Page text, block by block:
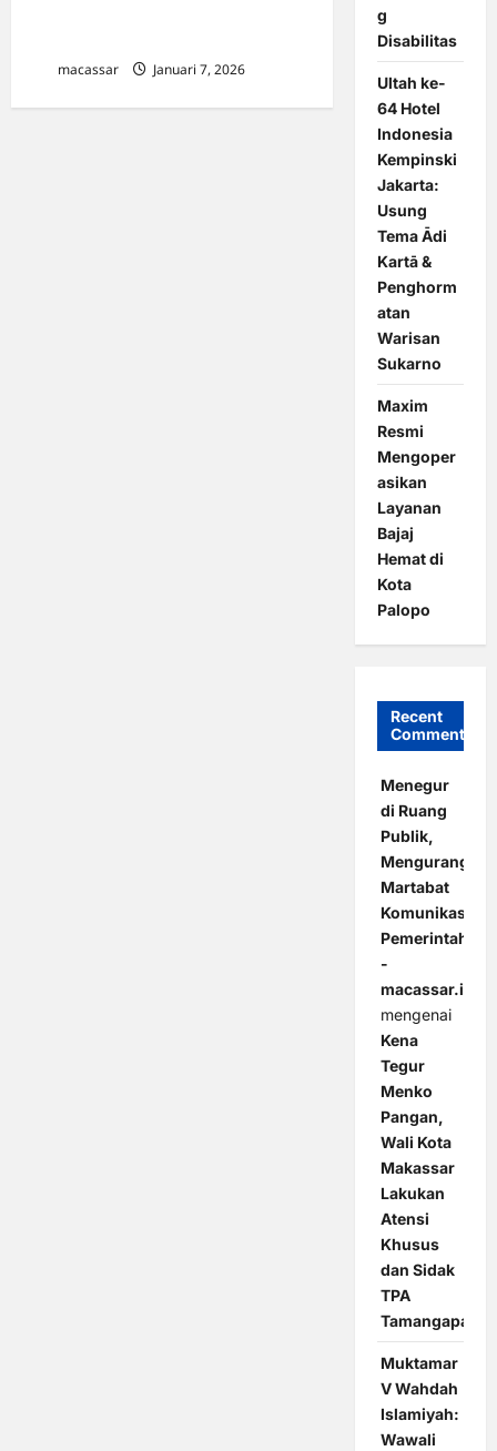
macassar
Januari 7, 2026
g
Disabilitas
Ultah ke-
64 Hotel
Indonesia
Kempinski
Jakarta:
Usung
Tema Ādi
Kartā &
Penghorm
atan
Warisan
Sukarno
Maxim
Resmi
Mengoper
asikan
Layanan
Bajaj
Hemat di
Kota
Palopo
Recent
Comments
Menegur
di Ruang
Publik,
Mengurangi
Martabat
Komunikasi
Pemerintahan
-
macassar.id
mengenai
Kena
Tegur
Menko
Pangan,
Wali Kota
Makassar
Lakukan
Atensi
Khusus
dan Sidak
TPA
Tamangapa
Muktamar
V Wahdah
Islamiyah:
Wawali